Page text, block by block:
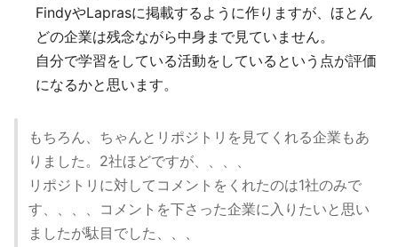
FindyやLaprasに掲載するように作りますが、ほとん
どの企業は残念ながら中身まで見ていません。
自分で学習をしている活動をしているという点が評価
になるかと思います。
もちろん、ちゃんとリポジトリを見てくれる企業もあ
りました。2社ほどですが、、、、
リポジトリに対してコメントをくれたのは1社のみで
す、、、、コメントを下さった企業に入りたいと思い
ましたが駄目でした、、、